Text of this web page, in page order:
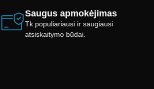
Saugus apmokėjimas
Tk populiariausi ir saugiausi
atsiskaitymo būdai.